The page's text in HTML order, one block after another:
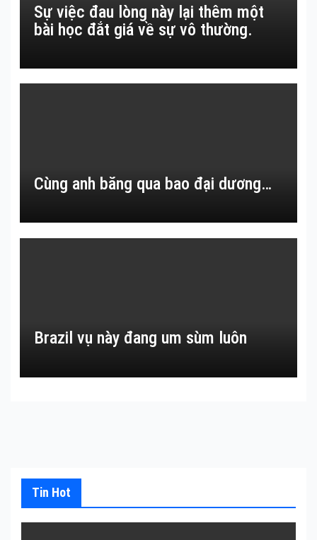
Sự việc đau lòng này lại thêm một
bài học đắt giá về sự vô thường.
Cùng anh băng qua bao đại dương…
Brazil vụ này đang um sùm luôn
Tin Hot